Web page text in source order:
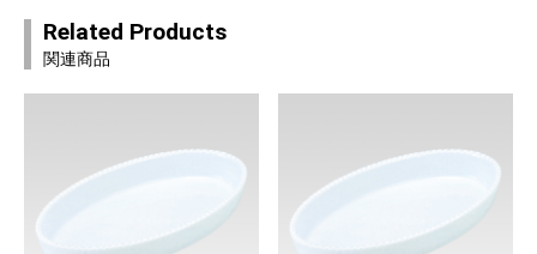
Related Products
関連商品